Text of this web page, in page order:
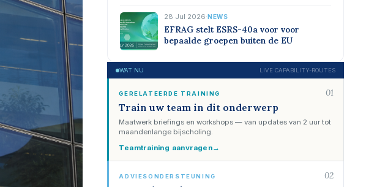
28 Jul 2026·NEWS
EFRAG stelt ESRS-40a voor voor
bepaalde groepen buiten de EU
WAT NU LIVE CAPABILITY-ROUTES
GERELATEERDE TRAINING 01
Train uw team in dit onderwerp
Maatwerk briefings en workshops — van updates van 2 uur tot
maandenlange bijscholing.
Teamtraining aanvragen→
ADVIESONDERSTEUNING 02